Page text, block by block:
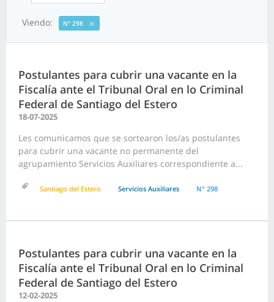
Viendo: N° 298
Postulantes para cubrir una vacante en la
Fiscalía ante el Tribunal Oral en lo Criminal
Federal de Santiago del Estero
18-07-2025
Les comunicamos que se sortearon los/as postulantes
para cubrir una vacante no permanente del
agrupamiento Servicios Auxiliares correspondiente a...
Santiago del Estero Servicios Auxiliares N° 298
Postulantes para cubrir una vacante en la
Fiscalía ante el Tribunal Oral en lo Criminal
Federal de Santiago del Estero
12-02-2025